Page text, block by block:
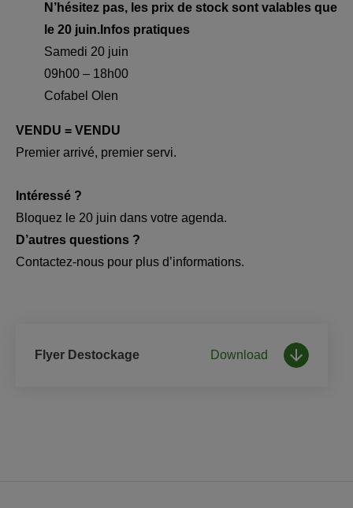
N’hésitez pas, les prix de stock sont valables que
le 20 juin. Infos pratiques
Samedi 20 juin
09h00 – 18h00
Cofabel Olen
VENDU = VENDU
Premier arrivé, premier servi.
Intéressé ?
Bloquez le 20 juin dans votre agenda.
D’autres questions ?
Contactez‑nous pour plus d’informations.
Flyer Destockage Download